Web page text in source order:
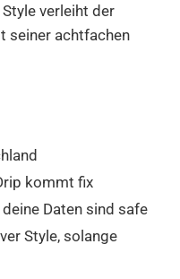
verleiht der
seiner achtfachen
kommt fix
Daten sind safe
Style, solange